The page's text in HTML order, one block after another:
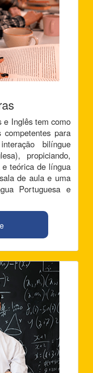
e Inglês tem como
competentes para
bilíngue
propiciando,
teórica de língua
de aula e uma
Portuguesa e